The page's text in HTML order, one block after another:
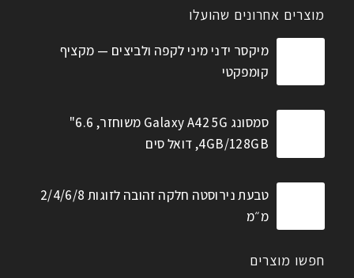
מוצרים אחרונים שהועלו
מיקסר ידני מיני לקפה ולביצים — מקציף
קומפקטי
סמסונג Galaxy A42 5G משוחזר, 6.6"
4GB/128GB, דואל סים
טבעת נירוסטה חלקה זהובה לזוגות 2/4/6/8
מ״מ
חפשו מוצרים